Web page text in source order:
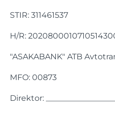
STIR: 311461537
H/R:
"ASAKABANK" ATB
MFO: 00873
Direktor: